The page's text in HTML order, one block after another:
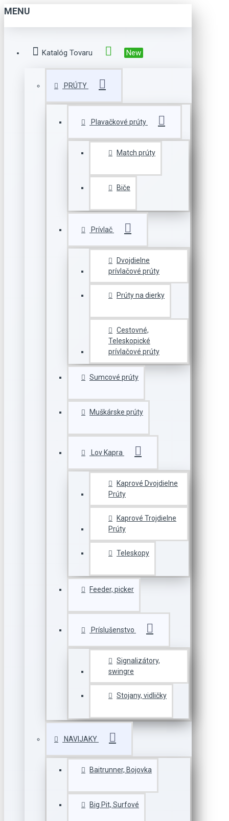
MENU
Katalóg Tovaru New
PRÚTY
Plavačkové prúty
Match prúty
Biče
Prívlač
Dvojdielne
prívlačové prúty
Prúty na dierky
Cestovné,
Teleskopické
prívlačové prúty
Sumcové prúty
Muškárske prúty
Lov Kapra
Kaprové Dvojdielne
Prúty
Kaprové Trojdielne
Prúty
Teleskopy
Feeder, picker
Príslušenstvo
Signalizátory,
swingre
Stojany, vidličky
NAVIJAKY
Baitrunner, Bojovka
Big Pit, Surfové